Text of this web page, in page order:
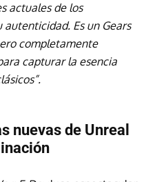
actuales de los
autenticidad. Es un Gears
completamente
capturar la esencia
nuevas de Unreal